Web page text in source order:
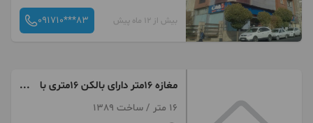
بیش از 12 ماه پیش 091710***83
مغازه 16متر دارای بالکن 16متری با
آسانسور
16 متر / ساخت 1389